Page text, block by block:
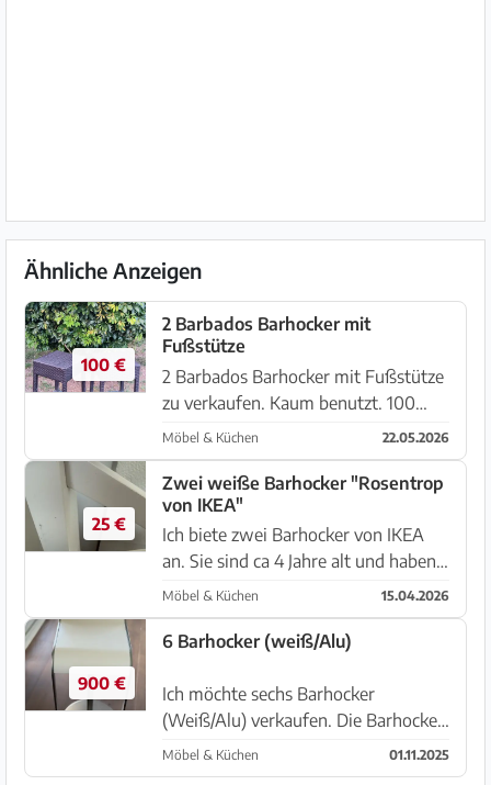
Ähnliche Anzeigen
100 €
2 Barbados Barhocker mit
Fußstütze
2 Barbados Barhocker mit Fußstütze
zu verkaufen. Kaum benutzt. 100
Euro für beide. Abholung in Porreres
Möbel & Küchen 22.05.2026
25 €
Zwei weiße Barhocker "Rosentrop
von IKEA"
Ich biete zwei Barhocker von IKEA
an. Sie sind ca 4 Jahre alt und haben
leichte Gebrauchsspuren, aber sind
recht gut in Schuss. Ich gebe sie
zusammen für 50€ ab oder einzeln
Möbel & Küchen 15.04.2026
900 €
6 Barhocker (weiß/Alu)
Ich möchte sechs Barhocker
(Weiß/Alu) verkaufen. Die Barhocker
werden nur zusammen abgegeben
und müssen in Port d’Andratx
Möbel & Küchen 01.11.2025